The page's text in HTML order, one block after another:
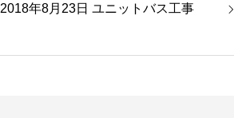
2018年8月23日 ユニットバス工事